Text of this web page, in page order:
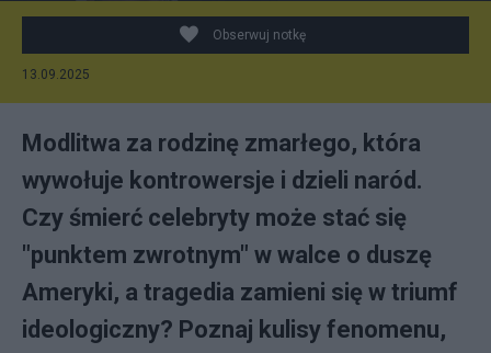
wiadomosci.onet.pl
Obserwuj notkę
13.09.2025
Modlitwa za rodzinę zmarłego, która
wywołuje kontrowersje i dzieli naród.
Czy śmierć celebryty może stać się
"punktem zwrotnym" w walce o duszę
Ameryki, a tragedia zamieni się w triumf
ideologiczny? Poznaj kulisy fenomenu,